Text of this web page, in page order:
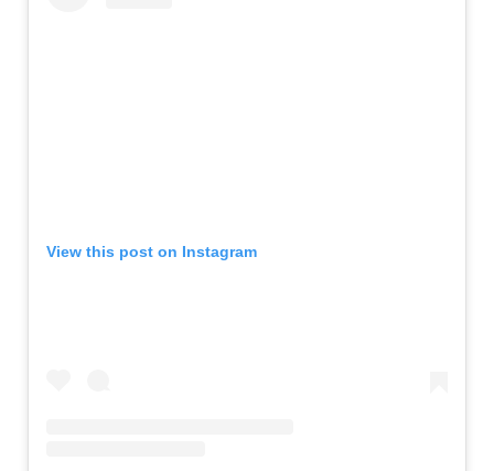
View this post on Instagram